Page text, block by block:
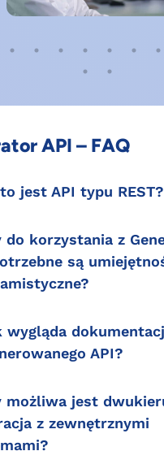
API – FAQ
jest API typu REST?
do korzystania z
są
wygląda
API?
możliwa jest
z zewnętrznymi